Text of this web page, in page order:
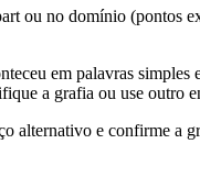
ou no domínio
em palavras
a grafia ou use outro
alternativo e confirme